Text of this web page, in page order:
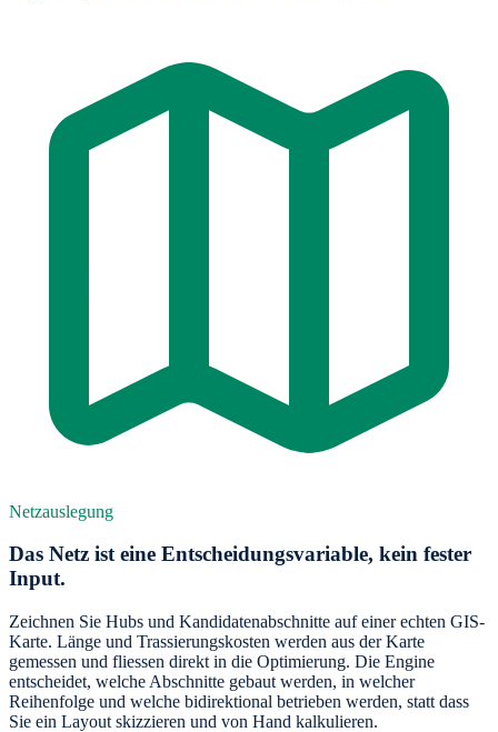
Netzauslegung
Das Netz ist eine Entscheidungsvariable, kein fester
Input.
Zeichnen Sie Hubs und Kandidatenabschnitte auf einer echten GIS-
Karte. Länge und Trassierungskosten werden aus der Karte
gemessen und fliessen direkt in die Optimierung. Die Engine
entscheidet, welche Abschnitte gebaut werden, in welcher
Reihenfolge und welche bidirektional betrieben werden, statt dass
Sie ein Layout skizzieren und von Hand kalkulieren.